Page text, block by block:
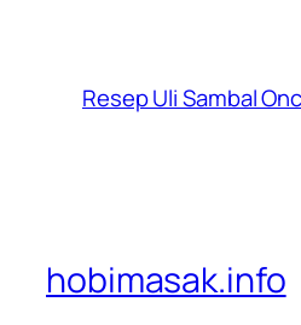
Resep Uli Sambal
hobimasak.info